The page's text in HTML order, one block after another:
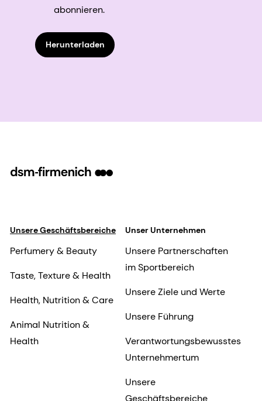
abonnieren.
Herunterladen
Unsere Geschäftsbereiche
Perfumery & Beauty
Taste, Texture & Health
Health, Nutrition & Care
Animal Nutrition &
Health
Unser Unternehmen
Unsere Partnerschaften
im Sportbereich
Unsere Ziele und Werte
Unsere Führung
Verantwortungsbewusstes
Unternehmertum
Unsere
Geschäftsbereiche